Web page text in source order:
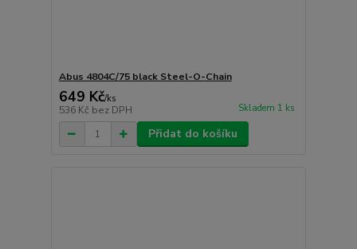
Abus 4804C/75 black Steel-O-Chain
649 Kč/ks
536 Kč bez DPH Skladem 1 ks
Přidat do košíku